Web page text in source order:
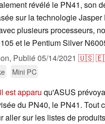
révélé le PN41, son
sur la technologie Jasper
plusieurs processeurs,
et le Pentium Silver
Publié05/14/2021 🇺🇸
Mini PC
il est apparu qu'ASUS
du PN40, le PN41. Tout
aller sur les listes de